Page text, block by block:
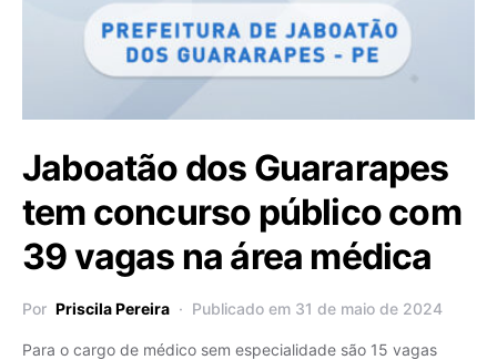
Jaboatão dos Guararapes
tem concurso público com
39 vagas na área médica
Por Priscila Pereira Publicado em 31 de maio de 2024
Para o cargo de médico sem especialidade são 15 vagas